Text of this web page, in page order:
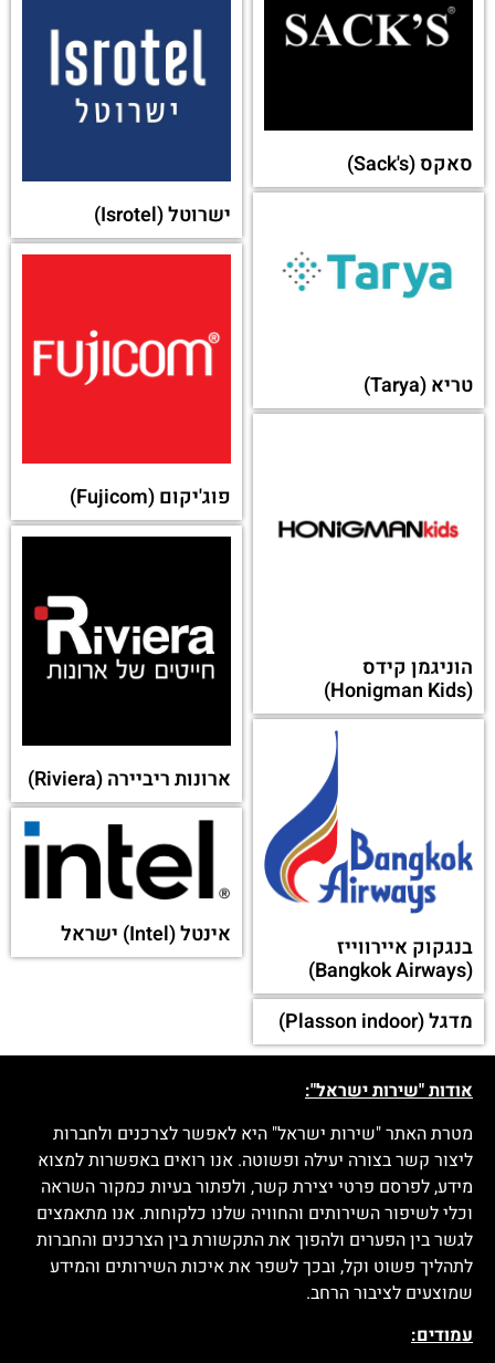
סאקס (Sack's)
טריא (Tarya)
ישרוטל (Isrotel)
הוניגמן קידס
(Honigman Kids)
פוג'יקום (Fujicom)
בנגקוק איירווייז
(Bangkok Airways)
ארונות ריביירה (Riviera)
מדגל (Plasson indoor)
אינטל (Intel) ישראל
אודות "שירות ישראל":
מטרת האתר "שירות ישראל" היא לאפשר לצרכנים ולחברות
ליצור קשר בצורה יעילה ופשוטה. אנו רואים באפשרות למצוא
מידע, לפרסם פרטי יצירת קשר, ולפתור בעיות כמקור השראה
וכלי לשיפור השירותים והחוויה שלנו כלקוחות. אנו מתאמצים
לגשר בין הפערים ולהפוך את התקשורת בין הצרכנים והחברות
לתהליך פשוט וקל, ובכך לשפר את איכות השירותים והמידע
שמוצעים לציבור הרחב.
עמודים: